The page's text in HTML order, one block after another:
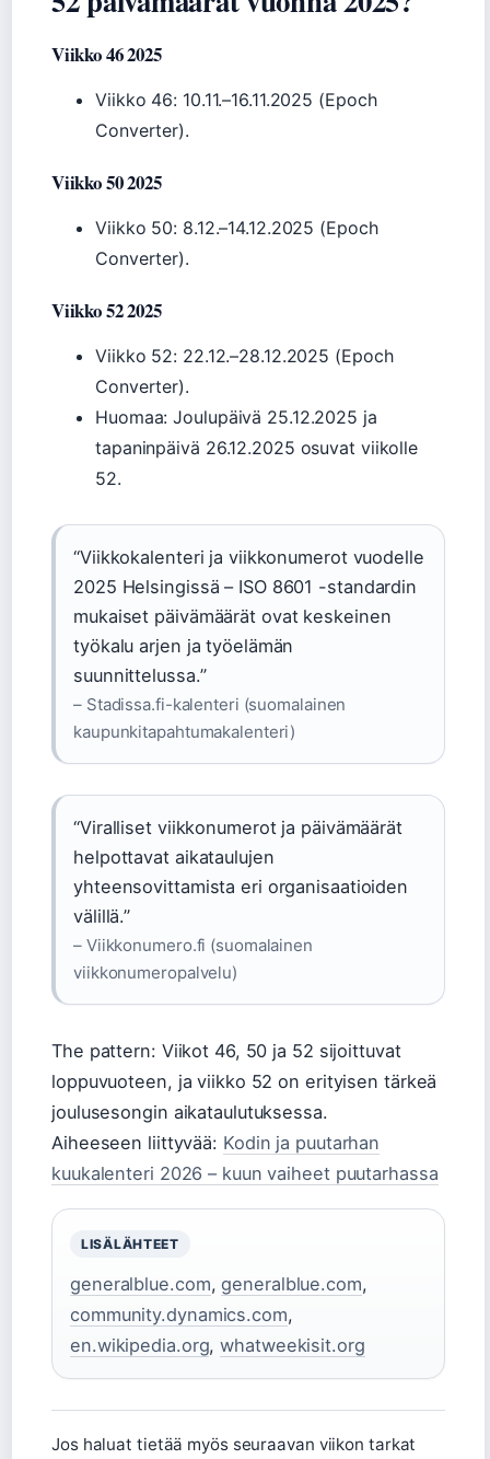
Viikko 46 2025
Viikko 46: 10.11.–16.11.2025 (Epoch
Converter).
Viikko 50 2025
Viikko 50: 8.12.–14.12.2025 (Epoch
Converter).
Viikko 52 2025
Viikko 52: 22.12.–28.12.2025 (Epoch
Converter).
Huomaa: Joulupäivä 25.12.2025 ja
tapaninpäivä 26.12.2025 osuvat viikolle
52.
“Viikkokalenteri ja viikkonumerot vuodelle
2025 Helsingissä – ISO 8601 -standardin
mukaiset päivämäärät ovat keskeinen
työkalu arjen ja työelämän
suunnittelussa.”
– Stadissa.fi-kalenteri (suomalainen
kaupunkitapahtumakalenteri)
“Viralliset viikkonumerot ja päivämäärät
helpottavat aikataulujen
yhteensovittamista eri organisaatioiden
välillä.”
– Viikkonumero.fi (suomalainen
viikkonumeropalvelu)
The pattern: Viikot 46, 50 ja 52 sijoittuvat
loppuvuoteen, ja viikko 52 on erityisen tärkeä
joulusesongin aikataulutuksessa.
Aiheeseen liittyvää: Kodin ja puutarhan
kuukalenteri 2026 – kuun vaiheet puutarhassa
LISÄLÄHTEET
generalblue.com,generalblue.com,
community.dynamics.com,
en.wikipedia.org,whatweekisit.org
Jos haluat tietää myös seuraavan viikon tarkat